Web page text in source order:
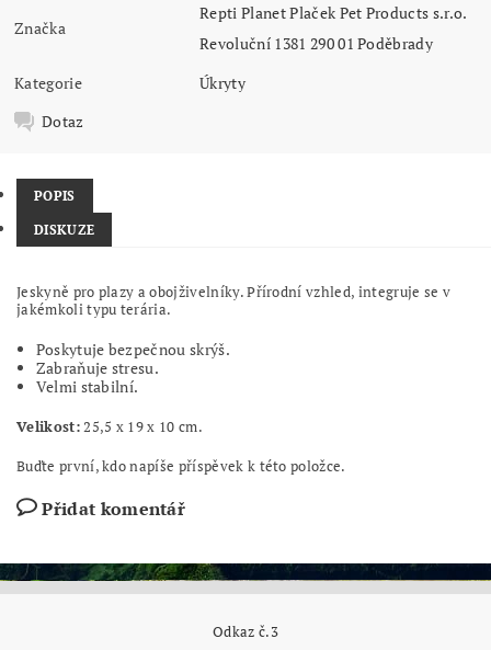
Značka
Repti Planet Plaček Pet Products s.r.o.
Revoluční 1381 290 01 Poděbrady
Kategorie
Úkryty
Dotaz
POPIS
DISKUZE
Jeskyně pro plazy a obojživelníky. Přírodní vzhled, integruje se v
jakémkoli typu terária.
Poskytuje bezpečnou skrýš.
Zabraňuje stresu.
Velmi stabilní.
Velikost:25,5 x 19 x 10 cm.
Buďte první, kdo napíše příspěvek k této položce.
Přidat komentář
Odkaz č.3